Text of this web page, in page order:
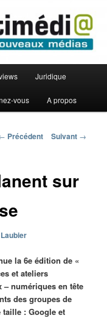
Juridique
vous A propos
Précédent Suivant →
sur
la 6e édition de «
et ateliers
– numériques en tête
des groupes de
taille : Google et